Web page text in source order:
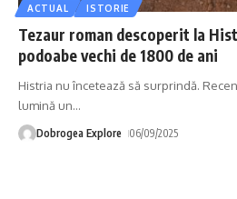
ACTUAL ISTORIE
Tezaur roman descoperit la
podoabe vechi de 1800 de ani
Histria nu încetează să surprindă.
lumină un…
Dobrogea Explore 06/09/2025